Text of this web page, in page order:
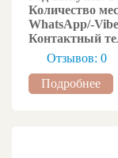
Количество
WhatsApp/-
Контактный
Отзывов: 0
Подробнее